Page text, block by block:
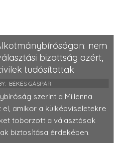
nem
bizottság azért,
tudósítottak
BÉKÉS GÁSPÁR
szerint a Millenna
amikor a külképviseletekre
toborzott a választások
biztosítása érdekében.